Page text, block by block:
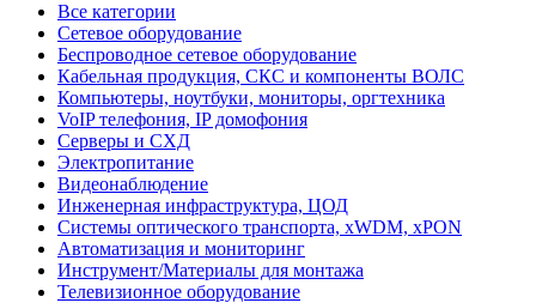
Все категории
Сетевое оборудование
Беспроводное сетевое оборудование
Кабельная продукция, СКС и компоненты ВОЛС
Компьютеры, ноутбуки, мониторы, оргтехника
VoIP телефония, IP домофония
Серверы и СХД
Электропитание
Видеонаблюдение
Инженерная инфраструктура, ЦОД
Системы оптического транспорта, xWDM, xPON
Автоматизация и мониторинг
Инструмент/Материалы для монтажа
Телевизионное оборудование